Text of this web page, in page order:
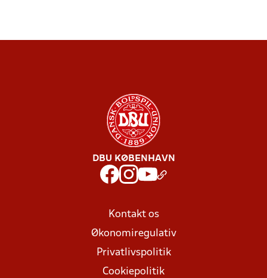
DBU KØBENHAVN
Kontakt os
Økonomiregulativ
Privatlivspolitik
Cookiepolitik